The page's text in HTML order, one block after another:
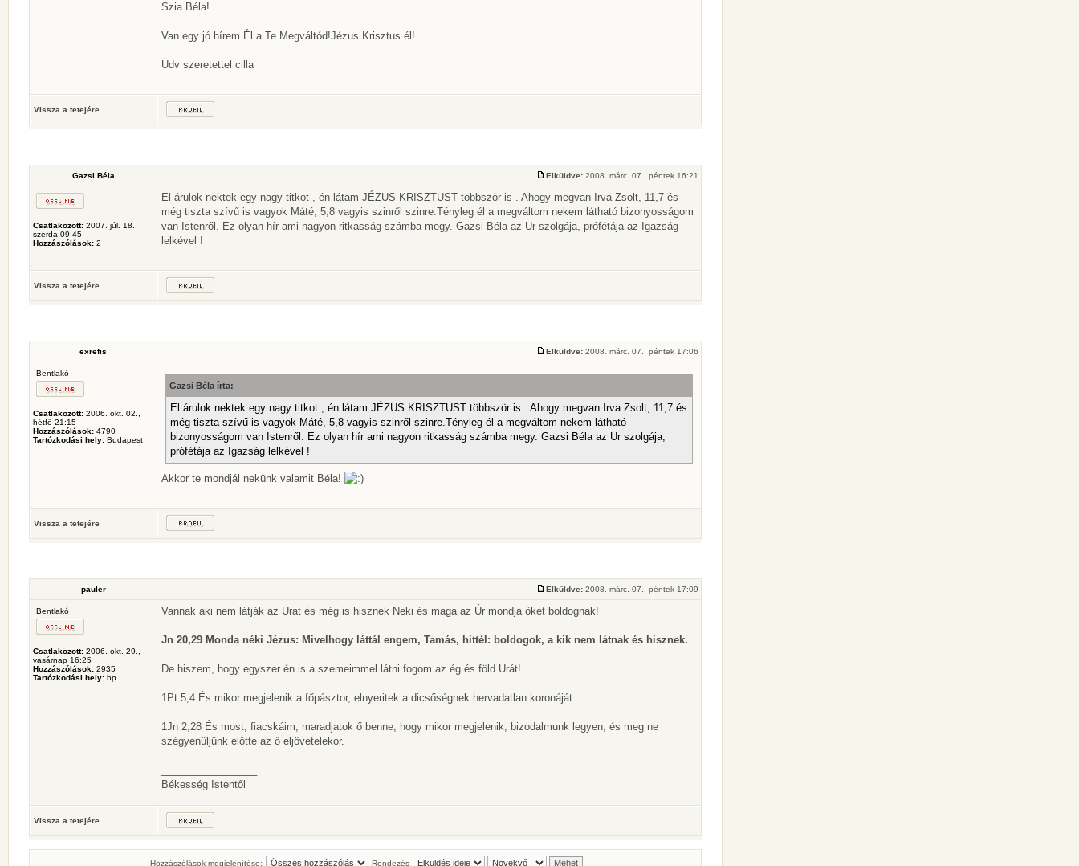
Szia Béla!
Van egy jó hírem.Él a Te Megváltód!Jézus Krisztus él!
Üdv szeretettel cilla
Vissza a tetejére
Gazsi Béla Elküldve: 2008. márc. 07., péntek 16:21
Csatlakozott: 2007. júl. 18.,
szerda 09:45
Hozzászólások: 2
El árulok nektek egy nagy titkot , én látam JÉZUS KRISZTUST többször is . Ahogy megvan Irva Zsolt, 11,7 és
még tiszta szívű is vagyok Máté, 5,8 vagyis szinről szinre.Tényleg él a megváltom nekem látható bizonyosságom
van Istenről. Ez olyan hír ami nagyon ritkasság számba megy. Gazsi Béla az Ur szolgája, prófétája az Igazság
lelkével !
Vissza a tetejére
exrefis Elküldve: 2008. márc. 07., péntek 17:06
Bentlakó
Csatlakozott: 2006. okt. 02.,
hétfő 21:15
Hozzászólások: 4790
Tartózkodási hely: Budapest
Gazsi Béla írta:
El árulok nektek egy nagy titkot , én látam JÉZUS KRISZTUST többször is . Ahogy megvan Irva Zsolt, 11,7 és
még tiszta szívű is vagyok Máté, 5,8 vagyis szinről szinre.Tényleg él a megváltom nekem látható
bizonyosságom van Istenről. Ez olyan hír ami nagyon ritkasság számba megy. Gazsi Béla az Ur szolgája,
prófétája az Igazság lelkével !
Akkor te mondjál nekünk valamit Béla!
Vissza a tetejére
pauler Elküldve: 2008. márc. 07., péntek 17:09
Bentlakó
Csatlakozott: 2006. okt. 29.,
vasárnap 16:25
Hozzászólások: 2935
Tartózkodási hely: bp
Vannak aki nem látják az Urat és még is hisznek Neki és maga az Úr mondja őket boldognak!
Jn 20,29 Monda néki Jézus: Mivelhogy láttál engem, Tamás, hittél: boldogok, a kik nem látnak és hisznek.
De hiszem, hogy egyszer én is a szemeimmel látni fogom az ég és föld Urát!
1Pt 5,4 És mikor megjelenik a főpásztor, elnyeritek a dicsőségnek hervadatlan koronáját.
1Jn 2,28 És most, fiacskáim, maradjatok ő benne; hogy mikor megjelenik, bizodalmunk legyen, és meg ne
szégyenüljünk előtte az ő eljövetelekor.
Békesség Istentől
Vissza a tetejére
Hozzászólások megjelenítése: Rendezés